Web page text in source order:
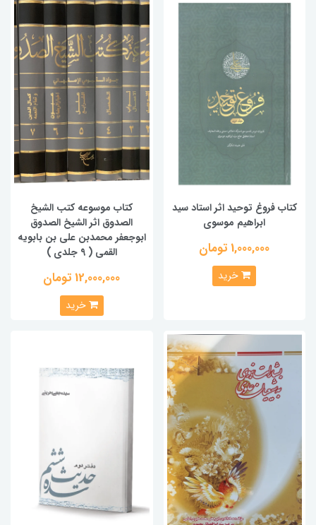
کتاب فروغ توحید اثر استاد سید
ابراهیم موسوی
1,000,000 تومان
خرید
کتاب موسوعه کتب الشیخ
الصدوق اثر الشیخ الصدوق
ابوجعفر محمدبن علی بن بابویه
القمی ( 9 جلدی )
12,000,000 تومان
خرید